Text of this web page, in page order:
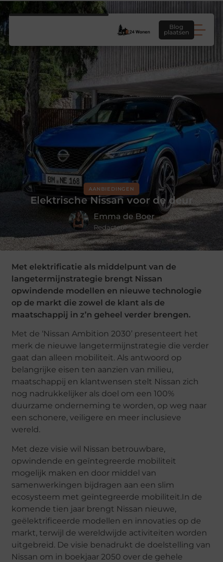
Blog
plaatsen
AANBIEDINGEN
Elektrische Nissan voor de deur
Emma de Boer
Redacteur
Met elektrificatie als middelpunt van de
langetermijnstrategie brengt Nissan
opwindende modellen en nieuwe technologie
op de markt die zowel de klant als de
maatschappij in z’n geheel verder brengen.
Met de ‘Nissan Ambition 2030’ presenteert het
merk de nieuwe langetermijnstrategie die verder
gaat dan alleen mobiliteit. Als antwoord op
belangrijke eisen ten aanzien van milieu,
maatschappij en klantwensen stelt Nissan zich
nog nadrukkelijker als doel om een 100%
duurzame onderneming te worden, op weg naar
een schonere, veiligere en meer inclusieve
wereld.
Met deze visie wil Nissan betrouwbare,
opwindende en geïntegreerde mobiliteit
mogelijk maken en door middel van
samenwerkingen bijdragen aan een slim
ecosysteem met geïntegreerde mobiliteit.In de
komende tien jaar brengt Nissan nieuwe,
geëlektrificeerde modellen en innovaties op de
markt, terwijl de wereldwijde activiteiten worden
uitgebreid. De visie benadrukt de doelstelling van
Nissan om in boekjaar 2050 over de gehele